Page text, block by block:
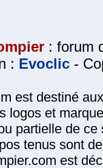
: forum
: Evoclic -
est destiné
logos et
partielle de
tenus sont
est